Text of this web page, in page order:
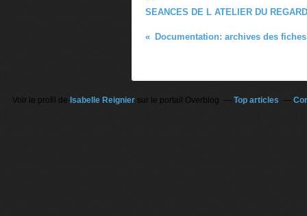
SEANCES DE L ATELIER DU
Documentation: archives des fiches
Voir le profil de Isabelle Reignier sur le portail Overblog Top articles